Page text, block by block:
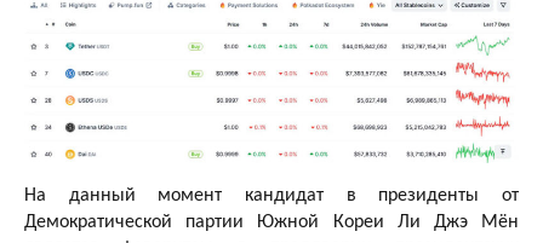
На данный момент кандидат в президенты от
Демократической партии Южной Кореи Ли Джэ Мён